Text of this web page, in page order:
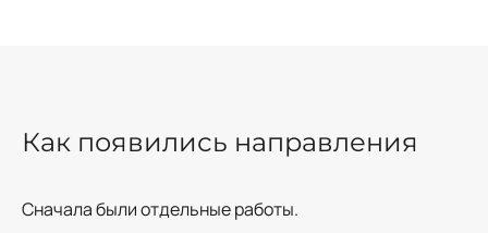
Как появились направления
Сначала были отдельные работы.